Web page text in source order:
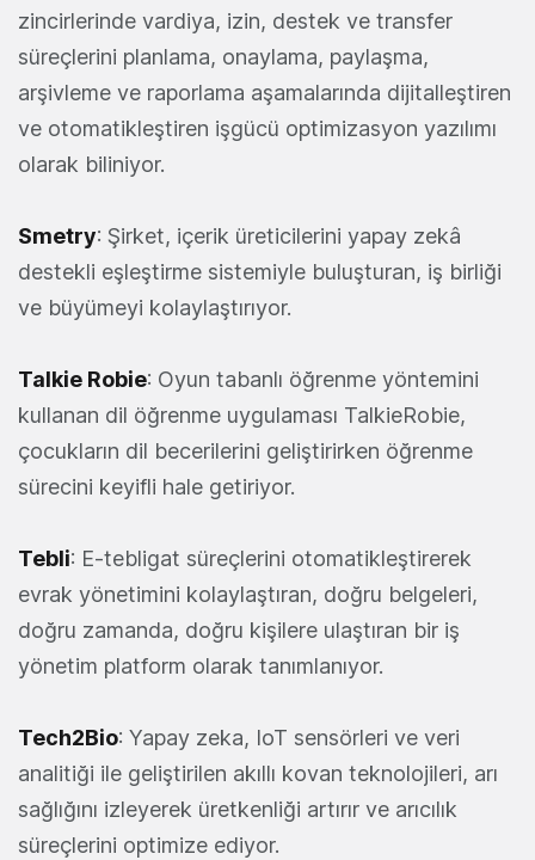
zincirlerinde vardiya, izin, destek ve transfer
süreçlerini planlama, onaylama, paylaşma,
arşivleme ve raporlama aşamalarında dijitalleştiren
ve otomatikleştiren işgücü optimizasyon yazılımı
olarak biliniyor.
Smetry: Şirket, içerik üreticilerini yapay zekâ
destekli eşleştirme sistemiyle buluşturan, iş birliği
ve büyümeyi kolaylaştırıyor.
Talkie Robie: Oyun tabanlı öğrenme yöntemini
kullanan dil öğrenme uygulaması TalkieRobie,
çocukların dil becerilerini geliştirirken öğrenme
sürecini keyifli hale getiriyor.
Tebli: E-tebligat süreçlerini otomatikleştirerek
evrak yönetimini kolaylaştıran, doğru belgeleri,
doğru zamanda, doğru kişilere ulaştıran bir iş
yönetim platform olarak tanımlanıyor.
Tech2Bio: Yapay zeka, IoT sensörleri ve veri
analitiği ile geliştirilen akıllı kovan teknolojileri, arı
sağlığını izleyerek üretkenliği artırır ve arıcılık
süreçlerini optimize ediyor.